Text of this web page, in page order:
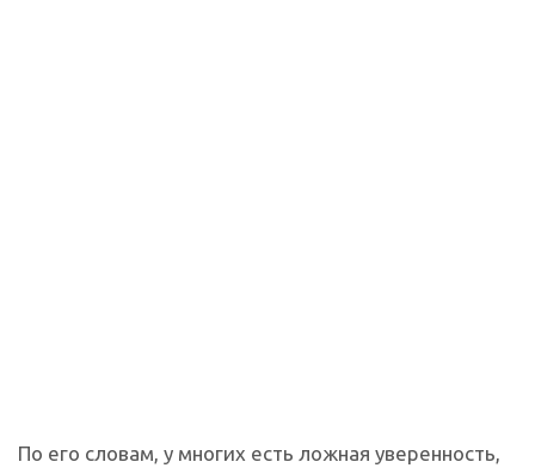
По его словам, у многих есть ложная уверенность,